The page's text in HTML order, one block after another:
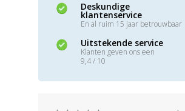
Deskundige
klantenservice
En al ruim 15 jaar betrouwbaar
Uitstekende service
Klanten geven ons een
9,4 / 10